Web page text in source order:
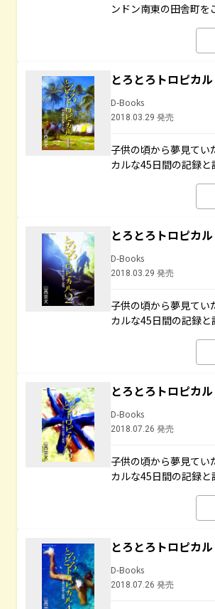
ンドン南東の田舎町を
とろとろトロピカ
D-Books
2018.03.29 発売
子供の頃から夢見て
カルな45日間の記録と
とろとろトロピカ
D-Books
2018.03.29 発売
子供の頃から夢見て
カルな45日間の記録と
とろとろトロピカ
D-Books
2018.07.26 発売
子供の頃から夢見て
カルな45日間の記録と
とろとろトロピカ
D-Books
2018.07.26 発売